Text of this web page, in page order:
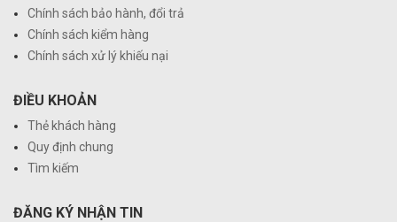
Chính sách bảo hành, đổi trả
Chính sách kiểm hàng
Chính sách xử lý khiếu nại
ĐIỀU KHOẢN
Thẻ khách hàng
Quy định chung
Tìm kiếm
ĐĂNG KÝ NHẬN TIN